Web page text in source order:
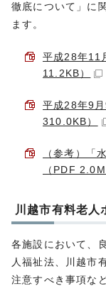
徹底について」に
ます。
平成28年11
11.2KB）
平成28年9
310.0KB）
（参考）「
（PDF
川越市有料老人
各施設において、
人福祉法、川越市
注意すべき事項な